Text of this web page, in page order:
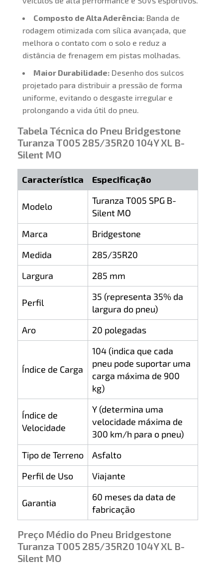
Composto de Alta Aderência: Banda de
rodagem otimizada com sílica avançada, que
melhora o contato com o solo e reduz a
distância de frenagem em pistas molhadas.
Maior Durabilidade: Desenho dos sulcos
projetado para distribuir a pressão de forma
uniforme, evitando o desgaste irregular e
prolongando a vida útil do pneu.
Tabela Técnica do Pneu Bridgestone
Turanza T005 285/35R20 104Y XL B-
Silent MO
Característica Especificação
Modelo
Turanza T005 SPG B-
Silent MO
Marca
Bridgestone
Medida
285/35R20
Largura
285 mm
Perfil
35 (representa 35% da
largura do pneu)
Aro
20 polegadas
Índice de Carga
104 (indica que cada
pneu pode suportar uma
carga máxima de 900
kg)
Índice de
Velocidade
Y (determina uma
velocidade máxima de
300 km/h para o pneu)
Tipo de Terreno
Asfalto
Perfil de Uso
Viajante
Garantia
60 meses da data de
fabricação
Preço Médio do Pneu Bridgestone
Turanza T005 285/35R20 104Y XL B-
Silent MO